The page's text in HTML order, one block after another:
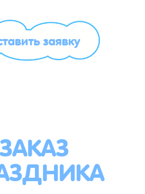
заявку
ЗАКАЗ